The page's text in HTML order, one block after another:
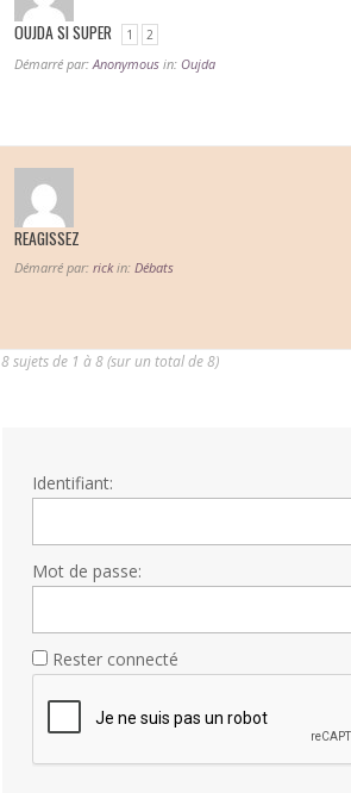
OUJDA SI SUPER 1 2
Démarré par:Anonymous in: Oujda
REAGISSEZ
Démarré par: rick in: Débats
8 sujets de 1 à 8 (sur un total de 8)
Identifiant:
Mot de passe:
Rester connecté